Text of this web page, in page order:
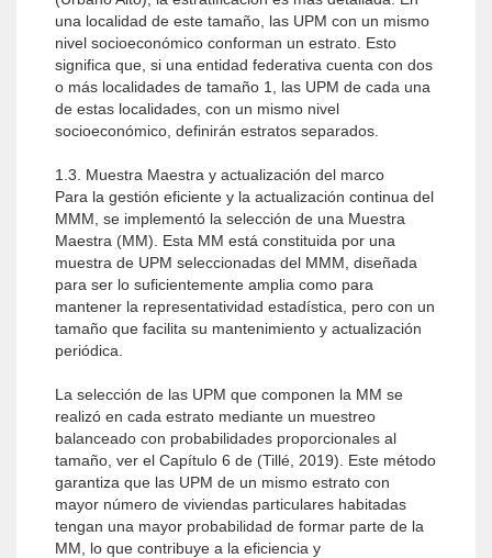
una localidad de este tamaño, las UPM con un mismo
nivel socioeconómico conforman un estrato. Esto
significa que, si una entidad federativa cuenta con dos
o más localidades de tamaño 1, las UPM de cada una
de estas localidades, con un mismo nivel
socioeconómico, definirán estratos separados.
1.3. Muestra Maestra y actualización del marco
Para la gestión eficiente y la actualización continua del
MMM, se implementó la selección de una Muestra
Maestra (MM). Esta MM está constituida por una
muestra de UPM seleccionadas del MMM, diseñada
para ser lo suficientemente amplia como para
mantener la representatividad estadística, pero con un
tamaño que facilita su mantenimiento y actualización
periódica.
La selección de las UPM que componen la MM se
realizó en cada estrato mediante un muestreo
balanceado con probabilidades proporcionales al
tamaño, ver el Capítulo 6 de (Tillé, 2019). Este método
garantiza que las UPM de un mismo estrato con
mayor número de viviendas particulares habitadas
tengan una mayor probabilidad de formar parte de la
MM, lo que contribuye a la eficiencia y